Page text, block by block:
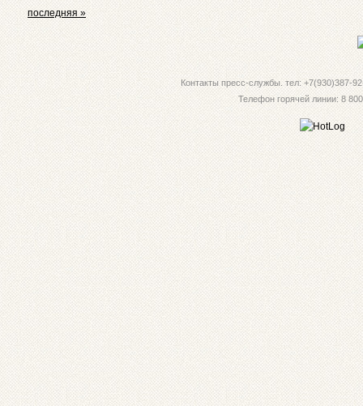
последняя »
Контакты пресс-службы. тел: +7(930)387-
Телефон горячей линии: 8